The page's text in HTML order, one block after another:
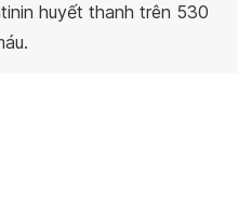
huyết thanh trên 530